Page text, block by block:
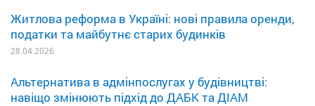
Житлова реформа в Україні: нові правила оренди,
податки та майбутнє старих будинків
28.04.2026
Альтернатива в адмінпослугах у будівництві:
навіщо змінюють підхід до ДАБК та ДІАМ